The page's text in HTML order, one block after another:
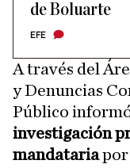
de Boluarte
EFE
A través del
y Denuncias
Público
investigación
mandatariapor